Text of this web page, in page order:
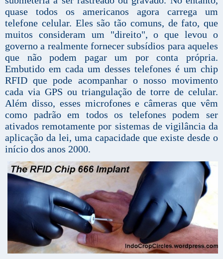
quase todos os americanos agora carrega um
telefone celular. Eles são tão comuns, de fato, que
muitos consideram um "direito", o que levou o
governo a realmente fornecer subsídios para aqueles
que não podem pagar um por conta própria.
Embutido em cada um desses telefones é um chip
RFID que pode acompanhar o nosso movimento
cada via GPS ou triangulação de torre de celular.
Além disso, esses microfones e câmeras que vêm
como padrão em todos os telefones podem ser
ativados remotamente por sistemas de vigilância da
aplicação da lei, uma capacidade que existe desde o
início dos anos 2000.